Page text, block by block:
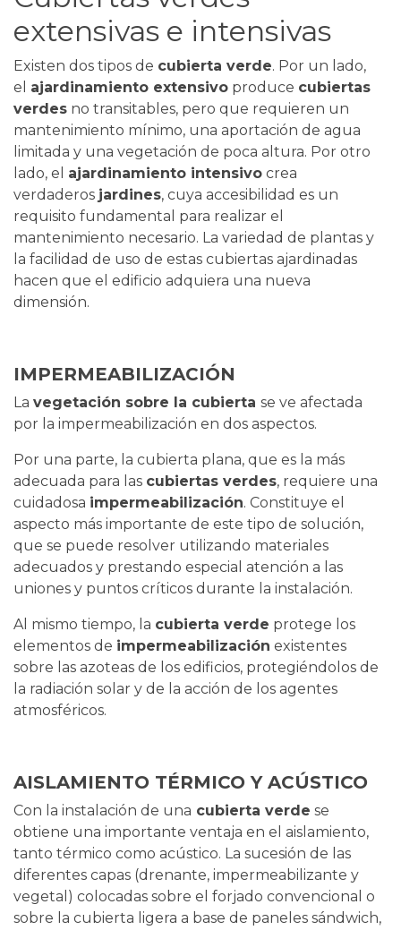
extensivas e intensivas
Existen dos tipos de cubierta verde. Por un lado,
el ajardinamiento extensivo produce cubiertas
verdes no transitables, pero que requieren un
mantenimiento mínimo, una aportación de agua
limitada y una vegetación de poca altura. Por otro
lado, el ajardinamiento intensivo crea
verdaderos jardines, cuya accesibilidad es un
requisito fundamental para realizar el
mantenimiento necesario. La variedad de plantas y
la facilidad de uso de estas cubiertas ajardinadas
hacen que el edificio adquiera una nueva
dimensión.
IMPERMEABILIZACIÓN
La vegetación sobre la cubierta se ve afectada
por la impermeabilización en dos aspectos.
Por una parte, la cubierta plana, que es la más
adecuada para las cubiertas verdes, requiere una
cuidadosa impermeabilización. Constituye el
aspecto más importante de este tipo de solución,
que se puede resolver utilizando materiales
adecuados y prestando especial atención a las
uniones y puntos críticos durante la instalación.
Al mismo tiempo, la cubierta verde protege los
elementos de impermeabilización existentes
sobre las azoteas de los edificios, protegiéndolos de
la radiación solar y de la acción de los agentes
atmosféricos.
AISLAMIENTO TÉRMICO Y ACÚSTICO
Con la instalación de una cubierta verde se
obtiene una importante ventaja en el aislamiento,
tanto térmico como acústico. La sucesión de las
diferentes capas (drenante, impermeabilizante y
vegetal) colocadas sobre el forjado convencional o
sobre la cubierta ligera a base de paneles sándwich,